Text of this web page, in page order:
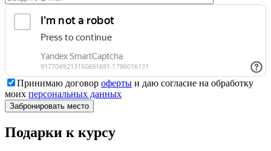
Принимаю договор оферты и даю согласие на обработку
моих персональных данных
Подарки к курсу